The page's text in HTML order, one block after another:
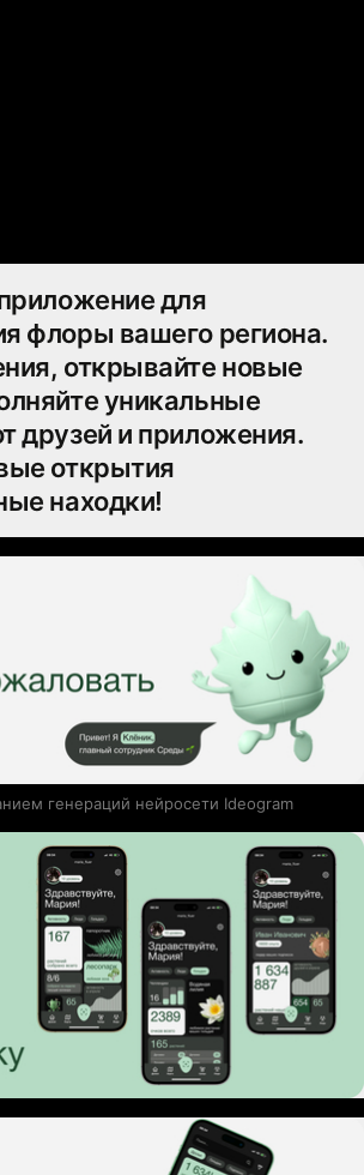
для
флоры вашего региона.
открывайте новые
уникальные
друзей и приложения.
открытия
находки!
генераций нейросети Ideogram